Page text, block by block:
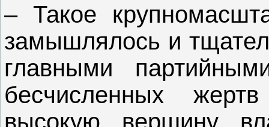
– Такое
замышлялось и
главными
бесчисленных
высокую вершину